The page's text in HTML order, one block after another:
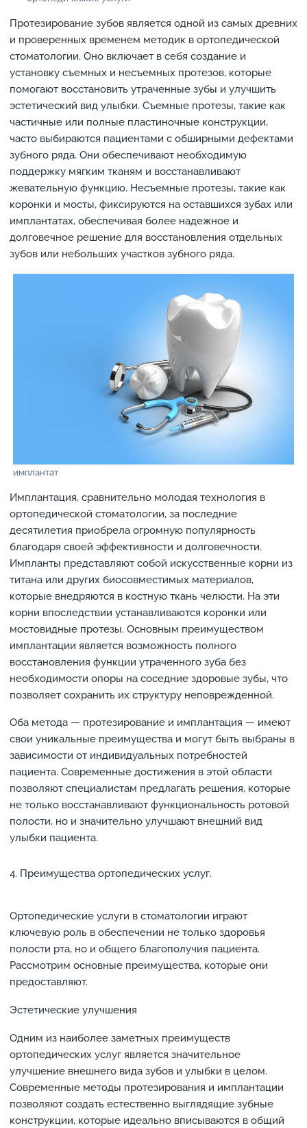
Протезирование зубов является одной из самых древних
и проверенных временем методик в ортопедической
стоматологии. Оно включает в себя создание и
установку съемных и несъемных протезов, которые
помогают восстановить утраченные зубы и улучшить
эстетический вид улыбки. Съемные протезы, такие как
частичные или полные пластиночные конструкции,
часто выбираются пациентами с обширными дефектами
зубного ряда. Они обеспечивают необходимую
поддержку мягким тканям и восстанавливают
жевательную функцию. Несъемные протезы, такие как
коронки и мосты, фиксируются на оставшихся зубах или
имплантатах, обеспечивая более надежное и
долговечное решение для восстановления отдельных
зубов или небольших участков зубного ряда.
имплантат
Имплантация, сравнительно молодая технология в
ортопедической стоматологии, за последние
десятилетия приобрела огромную популярность
благодаря своей эффективности и долговечности.
Импланты представляют собой искусственные корни из
титана или других биосовместимых материалов,
которые внедряются в костную ткань челюсти. На эти
корни впоследствии устанавливаются коронки или
мостовидные протезы. Основным преимуществом
имплантации является возможность полного
восстановления функции утраченного зуба без
необходимости опоры на соседние здоровые зубы, что
позволяет сохранить их структуру неповрежденной.
Оба метода — протезирование и имплантация — имеют
свои уникальные преимущества и могут быть выбраны в
зависимости от индивидуальных потребностей
пациента. Современные достижения в этой области
позволяют специалистам предлагать решения, которые
не только восстанавливают функциональность ротовой
полости, но и значительно улучшают внешний вид
улыбки пациента.
Преимущества ортопедических услуг.
Ортопедические услуги в стоматологии играют
ключевую роль в обеспечении не только здоровья
полости рта, но и общего благополучия пациента.
Рассмотрим основные преимущества, которые они
предоставляют.
Эстетические улучшения
Одним из наиболее заметных преимуществ
ортопедических услуг является значительное
улучшение внешнего вида зубов и улыбки в целом.
Современные методы протезирования и имплантации
позволяют создать естественно выглядящие зубные
конструкции, которые идеально вписываются в общий